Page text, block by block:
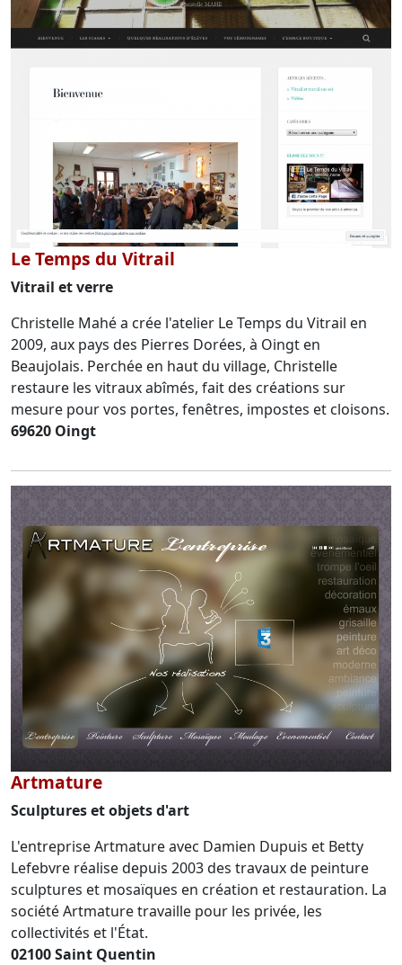
Le Temps du Vitrail
Vitrail et verre
Christelle Mahé a crée l'atelier Le Temps du Vitrail en
2009, aux pays des Pierres Dorées, à Oingt en
Beaujolais. Perchée en haut du village, Christelle
restaure les vitraux abîmés, fait des créations sur
mesure pour vos portes, fenêtres, impostes et cloisons.
69620 Oingt
Artmature
Sculptures et objets d'art
L'entreprise Artmature avec Damien Dupuis et Betty
Lefebvre réalise depuis 2003 des travaux de peinture
sculptures et mosaïques en création et restauration. La
société Artmature travaille pour les privée, les
collectivités et l'État.
02100 Saint Quentin